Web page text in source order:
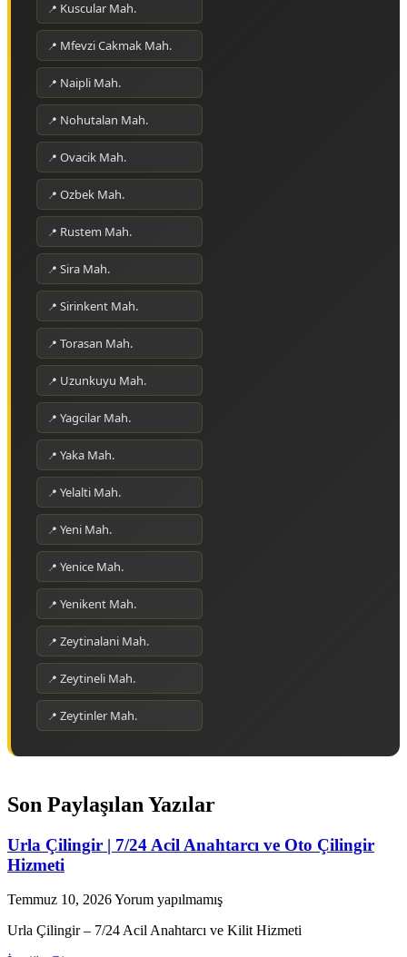
Kuscular Mah.
Mfevzi Cakmak Mah.
Naipli Mah.
Nohutalan Mah.
Ovacik Mah.
Ozbek Mah.
Rustem Mah.
Sira Mah.
Sirinkent Mah.
Torasan Mah.
Uzunkuyu Mah.
Yagcilar Mah.
Yaka Mah.
Yelalti Mah.
Yeni Mah.
Yenice Mah.
Yenikent Mah.
Zeytinalani Mah.
Zeytineli Mah.
Zeytinler Mah.
Son Paylaşılan Yazılar
Urla Çilingir | 7/24 Acil Anahtarcı ve Oto Çilingir
Hizmeti
Temmuz 10, 2026Yorum yapılmamış
Urla Çilingir – 7/24 Acil Anahtarcı ve Kilit Hizmeti